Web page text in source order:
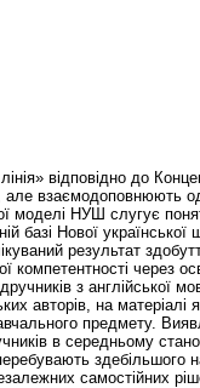
відповідно до
взаємодоповнюють
моделі НУШ слугує
базі Нової
результат
через
з англійської
авторів, на
предмету.
в середньому
самостійних